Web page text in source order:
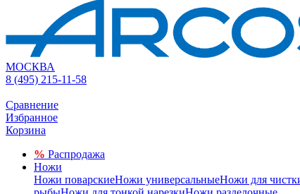
МОСКВА
8 (495) 215-11-58
Сравнение
Избранное
Корзина
% Распродажа
Ножи
Ножи поварскиеНожи универсальныеНожи для